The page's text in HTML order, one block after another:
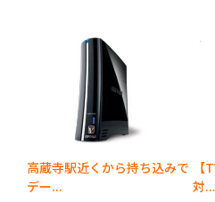
高蔵寺駅近くから持ち込みで
デー...
対...